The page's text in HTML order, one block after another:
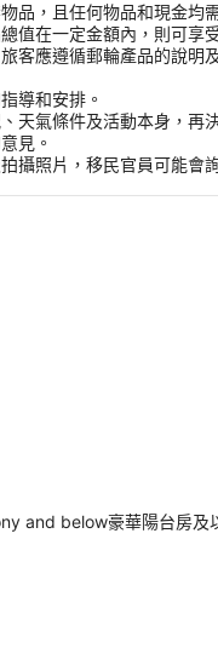
品，且任何物品和現金均
值在一定金額內，則可享
客應遵循郵輪產品的說
導和安排。
天氣條件及活動本身，再
見。
攝照片，移民官員可能會
and below豪華陽台房